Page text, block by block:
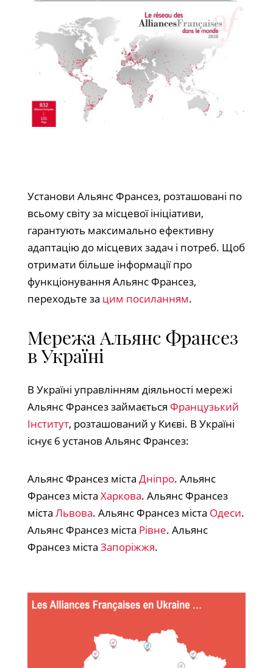
Установи Альянс Франсез, розташовані по
всьому світу за місцевої ініціативи,
гарантують максимально ефективну
адаптацію до місцевих задач і потреб. Щоб
отримати більше інформації про
функціонування Альянс Франсез,
переходьте за цим посиланням.
Мережа Альянс Франсез
в Україні
В Україні управлінням діяльності мережі
Альянс Франсез займається Французький
Інститут, розташований у Києві. В Україні
існує 6 установ Альянс Франсез:
Альянс Франсез міста Дніпро. Альянс
Франсез міста Харкова. Альянс Франсез
міста Львова. Альянс Франсез міста Одеси.
Альянс Франсез міста Рівне. Альянс
Франсез міста Запоріжжя.